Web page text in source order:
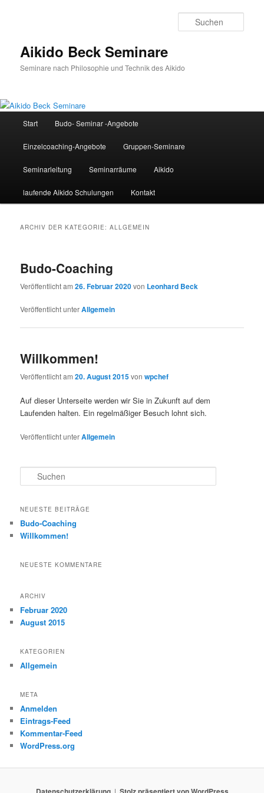
Aikido Beck Seminare
Seminare nach Philosophie und Technik des Aikido
Start Budo- Seminar -Angebote
Einzelcoaching-Angebote Gruppen-Seminare
Seminarleitung Seminarräume Aikido
laufende Aikido Schulungen Kontakt
ARCHIV DER KATEGORIE:ALLGEMEIN
Budo-Coaching
Veröffentlicht am26. Februar 2020von Leonhard Beck
Veröffentlicht unterAllgemein
Willkommen!
Veröffentlicht am20. August 2015vonwpchef
Auf dieser Unterseite werden wir Sie in Zukunft auf dem
Laufenden halten. Ein regelmäßiger Besuch lohnt sich.
Veröffentlicht unterAllgemein
u
h
n
NEUESTE BEITRÄGE
Budo-Coaching
Willkommen!
NEUESTE KOMMENTARE
ARCHIV
Februar 2020
August 2015
KATEGORIEN
Allgemein
META
Anmelden
Eintrags-Feed
Kommentar-Feed
WordPress.org